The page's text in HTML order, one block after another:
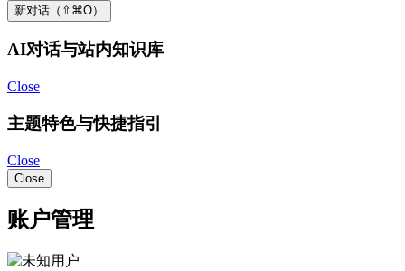
新对话（⇧⌘O）
AI对话与站内知识库
Close
主题特色与快捷指引
Close
Close
账户管理